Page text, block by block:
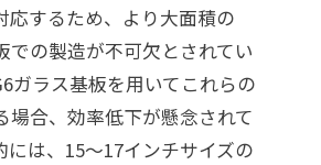
応するため、より大面積の
での製造が不可欠とされてい
ガラス基板を用いてこれらの
場合、効率低下が懸念されて
には、15～17インチサイズの